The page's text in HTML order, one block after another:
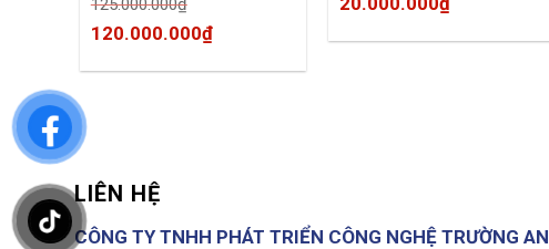
0946563838 – Sharp
Trường An Nhà phân phối
máy Photocopy Sharp KV
Phía Bắc
125.000.000₫
Original
120.000.000₫Current
LIÊN HỆ
CÔNG TY TNHH PHÁT TRIỂN CÔNG NGHỆ TRƯỜNG AN